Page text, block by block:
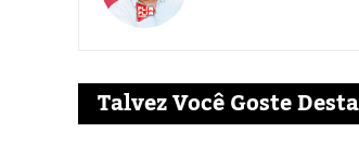
Talvez Você Goste